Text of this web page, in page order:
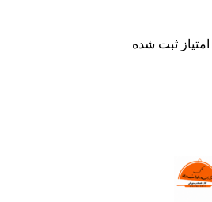
امتیاز ثبت شده